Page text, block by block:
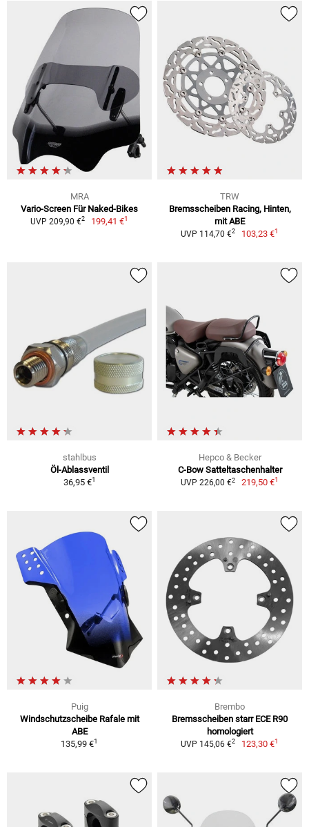
MRA
Vario-Screen Für Naked-Bikes
UVP 209,90 €2 199,41 €1
TRW
Bremsscheiben Racing, Hinten,
mit ABE
UVP 114,70 €2 103,23 €1
stahlbus
Öl-Ablassventil
36,95 €1
Hepco & Becker
C-Bow Satteltaschenhalter
UVP 226,00 €2 219,50 €1
Puig
Windschutzscheibe Rafale mit
ABE
135,99 €1
Brembo
Bremsscheiben starr ECE R90
homologiert
UVP 145,06 €2 123,30 €1